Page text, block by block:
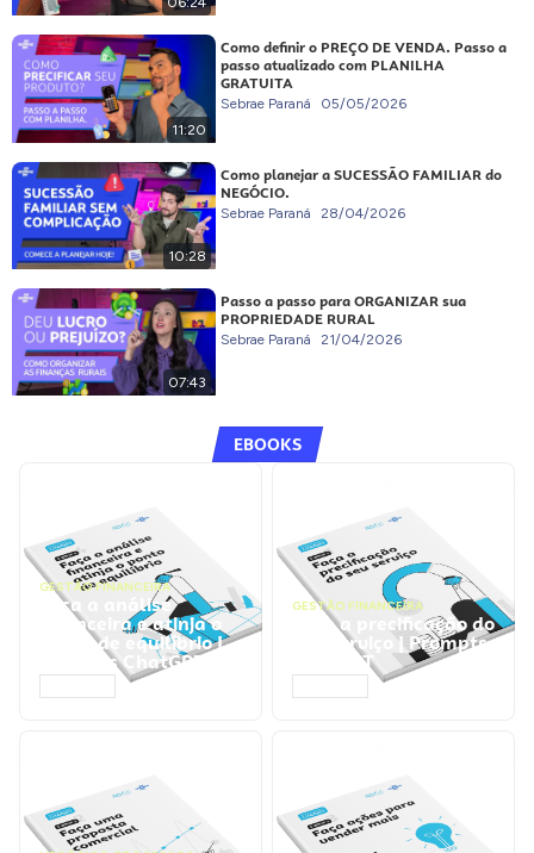
11:20
Como definir o PREÇO DE VENDA. Passo a
passo atualizado com PLANILHA
GRATUITA
Sebrae Paraná 05/05/2026
10:28
Como planejar a SUCESSÃO FAMILIAR do
NEGÓCIO.
Sebrae Paraná 28/04/2026
07:43
Passo a passo para ORGANIZAR sua
PROPRIEDADE RURAL
Sebrae Paraná 21/04/2026
EBOOKS
GESTÃO FINANCEIRA
Faça a análise
financeira e atinja o
ponto de equilíbrio |
Prompts ChatGPT
GESTÃO FINANCEIRA
Faça a precificação do
seu serviço | Prompts
ChatGPT